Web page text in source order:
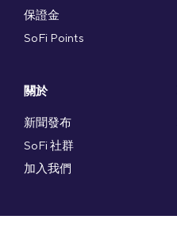
保證金
SoFi Points
關於
新聞發布
SoFi 社群
加入我們